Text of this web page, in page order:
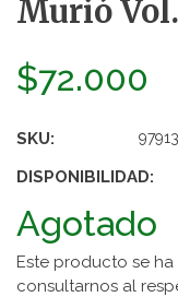
Murió
$72.000
SKU:
DISPONIBILIDAD:
Agotado
Este producto se
consultarnos al